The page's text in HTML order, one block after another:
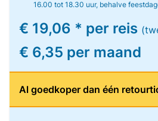
16.00 tot 18.30 uur, behalve
€ 19,06 * per reis
€ 6,35 per maand
Al goedkoper dan één